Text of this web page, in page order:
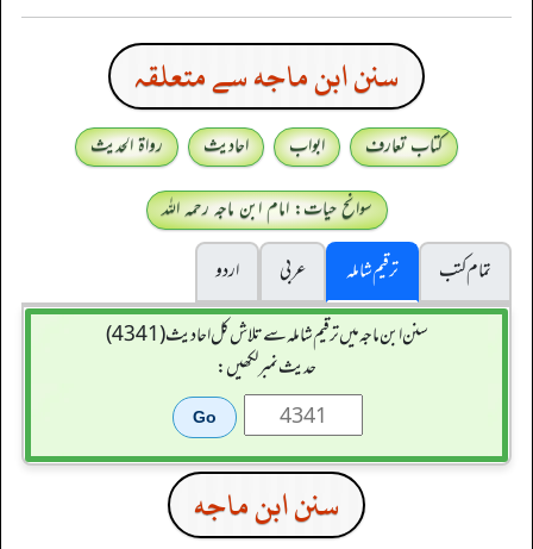
سنن ابن ماجه سے متعلقہ
کتاب تعارف ابواب احادیث
رواۃ الحدیث
سوانح حیات: امام ابن ماجہ رحمہ اللہ
تمام کتب
ترقیم شاملہ عربی
اردو
سنن ابن ماجہ میں ترقیم شاملہ سے تلاش کل احادیث (4341)
حدیث نمبر لکھیں:
سنن ابن ماجه